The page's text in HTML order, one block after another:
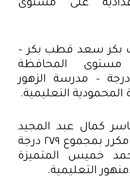
على مستوى
بكر سعد قطب بكر –
مستوى المحافظة
٢٧٩ درجة – مدرسة الزهور
المحمودية التعليمية.
ياسر كمال عبد المجيد
حسن – الأولى مكرر بمجموع ٢٧٩ درجة
خميس المتميزة
التعليمية.